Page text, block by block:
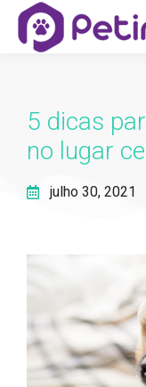
5 dicas
no lugar
julho 30, 2021